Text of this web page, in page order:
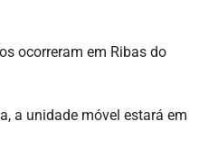
ocorreram em Ribas do
a unidade móvel estará em